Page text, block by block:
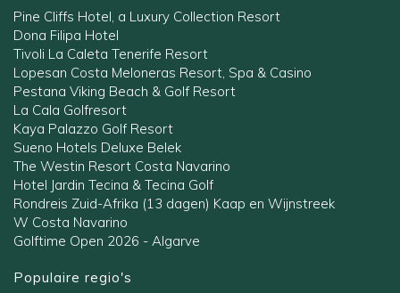
Pine Cliffs Hotel, a Luxury Collection Resort
Dona Filipa Hotel
Tivoli La Caleta Tenerife Resort
Lopesan Costa Meloneras Resort, Spa & Casino
Pestana Viking Beach & Golf Resort
La Cala Golfresort
Kaya Palazzo Golf Resort
Sueno Hotels Deluxe Belek
The Westin Resort Costa Navarino
Hotel Jardin Tecina & Tecina Golf
Rondreis Zuid-Afrika (13 dagen) Kaap en Wijnstreek
W Costa Navarino
Golftime Open 2026 - Algarve
Populaire regio's